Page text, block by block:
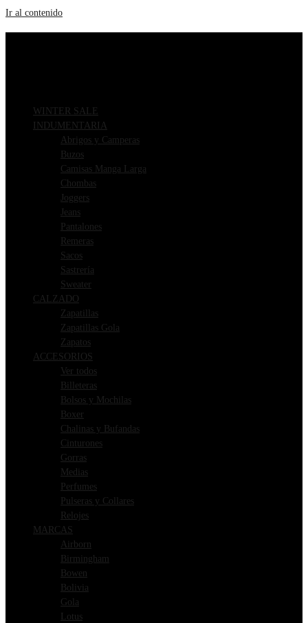
Ir al contenido
WINTER SALE
INDUMENTARIA
Abrigos y Camperas
Buzos
Camisas Manga Larga
Chombas
Joggers
Jeans
Pantalones
Remeras
Sacos
Sastrería
Sweater
CALZADO
Zapatillas
Zapatillas Gola
Zapatos
ACCESORIOS
Ver todos
Billeteras
Bolsos y Mochilas
Boxer
Chalinas y Bufandas
Cinturones
Gorras
Medias
Perfumes
Pulseras y Collares
Relojes
MARCAS
Airborn
Birmingham
Bowen
Bolivia
Gola
Lotus